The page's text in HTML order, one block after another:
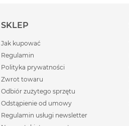
SKLEP
Jak kupować
Regulamin
Polityka prywatności
Zwrot towaru
Odbiór zużytego sprzętu
Odstąpienie od umowy
Regulamin usługi newsletter